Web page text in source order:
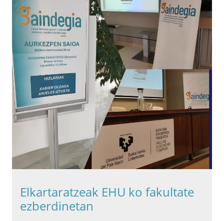
Elkartaratzeak EHU ko fakultate
ezberdinetan